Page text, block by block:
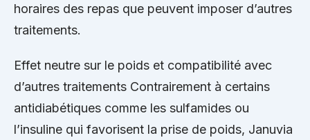
horaires des repas que peuvent imposer d’autres
traitements.
Effet neutre sur le poids et compatibilité avec
d’autres traitements Contrairement à certains
antidiabétiques comme les sulfamides ou
l’insuline qui favorisent la prise de poids, Januvia